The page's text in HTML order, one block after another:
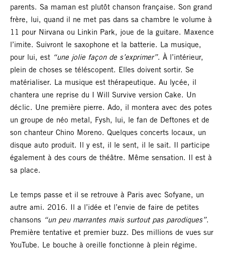
parents. Sa maman est plutôt chanson française. Son grand
frère, lui, quand il ne met pas dans sa chambre le volume à
11 pour Nirvana ou Linkin Park, joue de la guitare. Maxence
l’imite. Suivront le saxophone et la batterie. La musique,
pour lui, est “une jolie façon de s’exprimer”. À l’intérieur,
plein de choses se téléscopent. Elles doivent sortir. Se
matérialiser. La musique est thérapeutique. Au lycée, il
chantera une reprise du I Will Survive version Cake. Un
déclic. Une première pierre. Ado, il montera avec des potes
un groupe de néo metal, Fysh, lui, le fan de Deftones et de
son chanteur Chino Moreno. Quelques concerts locaux, un
disque auto produit. Il y est, il le sent, il le sait. Il participe
également à des cours de théâtre. Même sensation. Il est à
sa place.
Le temps passe et il se retrouve à Paris avec Sofyane, un
autre ami. 2016. Il a l’idée et l’envie de faire de petites
chansons “un peu marrantes mais surtout pas parodiques”.
Première tentative et premier buzz. Des millions de vues sur
YouTube. Le bouche à oreille fonctionne à plein régime.